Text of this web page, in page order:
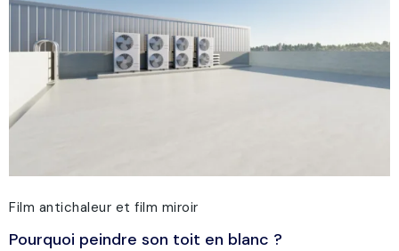
Film antichaleur et film miroir
Pourquoi peindre son toit en blanc ?